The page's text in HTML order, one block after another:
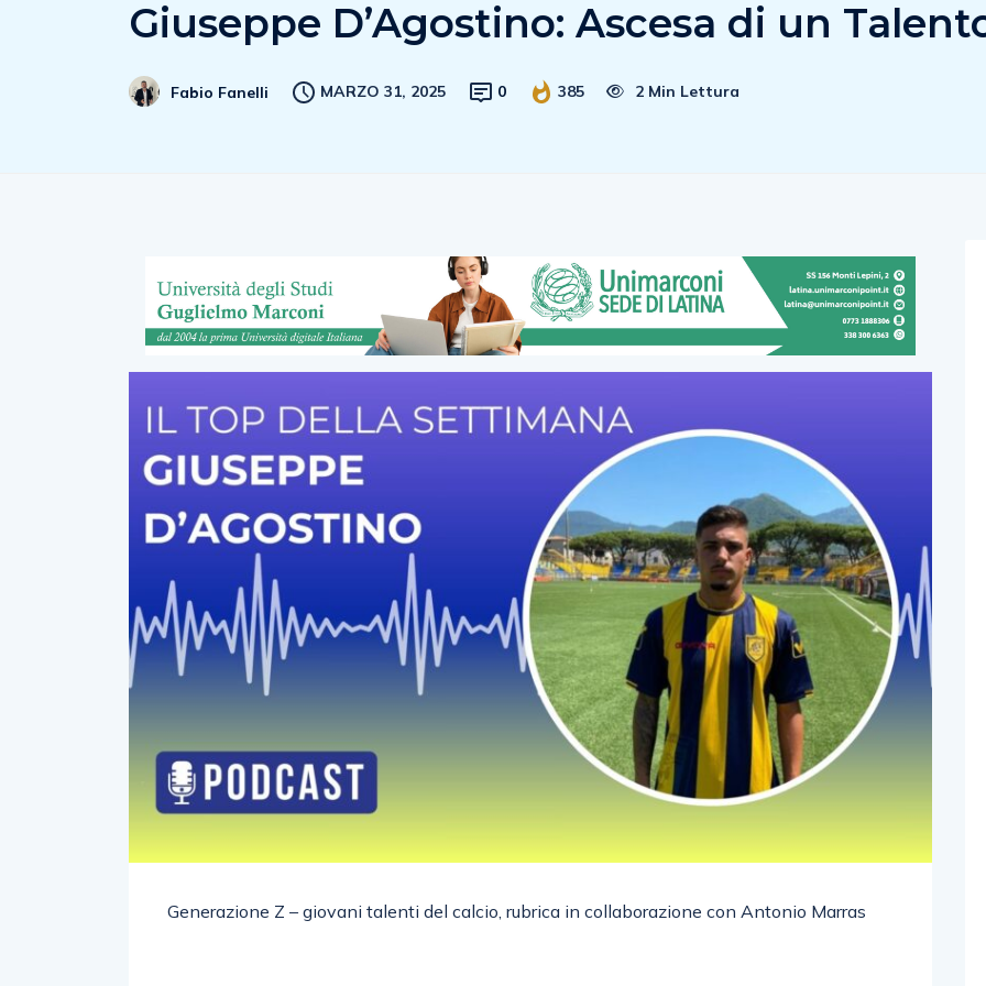
Giuseppe D’Agostino: Ascesa di un
Fabio Fanelli MARZO 31, 2025 0 385 2 Min Lettura
Generazione Z – giovani talenti del calcio, rubrica in collaborazione con Antonio Marras